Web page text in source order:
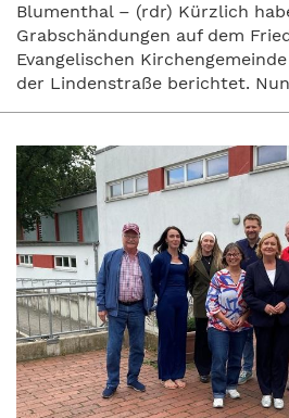
Blumenthal – (rdr) Kürzlich
Grabschändungen auf dem
Evangelischen
der Lindenstraße berichtet.